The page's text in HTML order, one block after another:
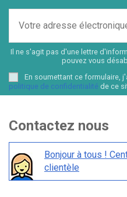
Il ne s'agit pas d'une lettre
pouvez vous
En soumettant ce formulaire,
politique de confidentialité de ce
Contactez nous
Bonjour à tous !
clientèle